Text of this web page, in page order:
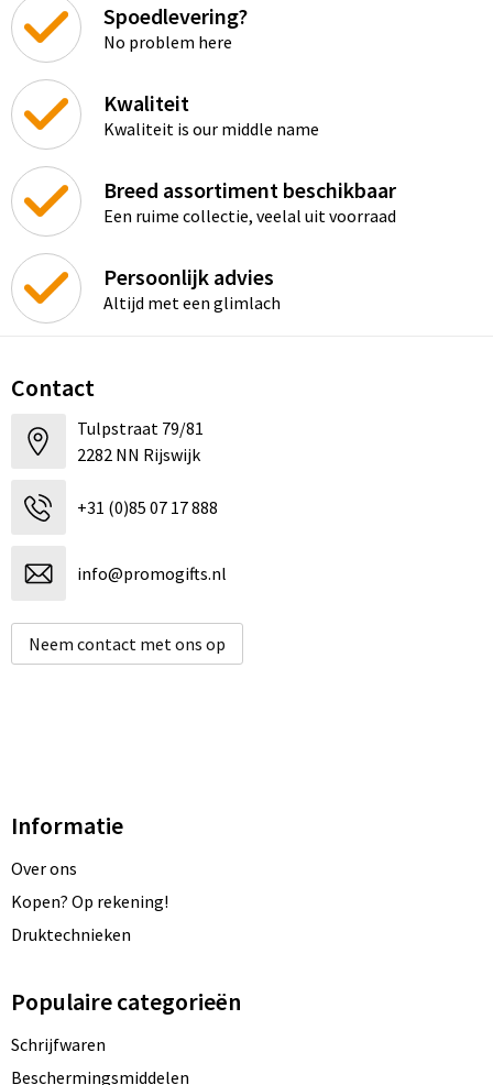
Spoedlevering?
No problem here
Kwaliteit
Kwaliteit is our middle name
Breed assortiment beschikbaar
Een ruime collectie, veelal uit voorraad
Persoonlijk advies
Altijd met een glimlach
Contact
Tulpstraat 79/81
2282 NN Rijswijk
+31 (0)85 07 17 888
info@promogifts.nl
Neem contact met ons op
Informatie
Over ons
Kopen? Op rekening!
Druktechnieken
Populaire categorieën
Schrijfwaren
Beschermingsmiddelen